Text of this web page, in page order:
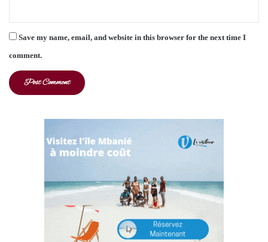
Save my name, email, and website in this browser for the next time I
comment.